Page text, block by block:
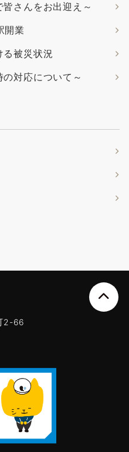
さんをお出迎え～
開業
る被災状況
対応について～
2-66